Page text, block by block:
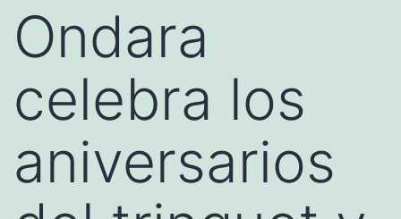
Ondara
celebra los
aniversarios